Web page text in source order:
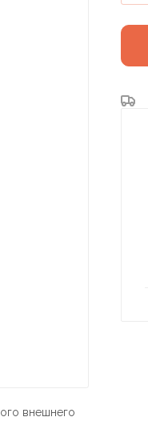
внешнего